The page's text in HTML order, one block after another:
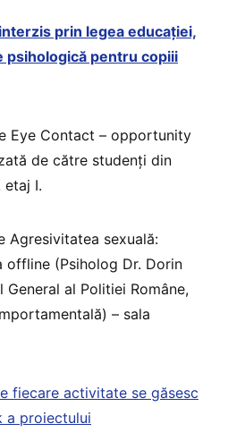
prin legea educaţiei,
psihologică pentru copiii
Eye Contact – opportunity
de către studenți din
etaj I.
Agresivitatea sexuală:
offline (Psiholog Dr. Dorin
al Politiei Române,
– sala
fiecare activitate se găsesc
a proiectului